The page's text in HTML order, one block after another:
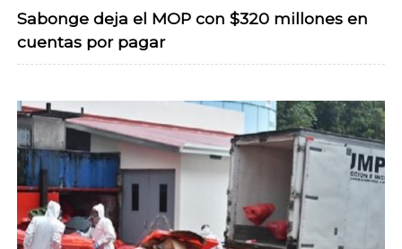
Sabonge deja el MOP con $320 millones en
cuentas por pagar